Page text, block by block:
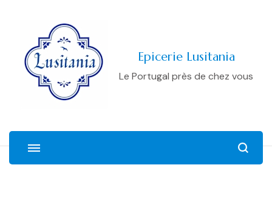
Epicerie Lusitania
Le Portugal près de chez vous